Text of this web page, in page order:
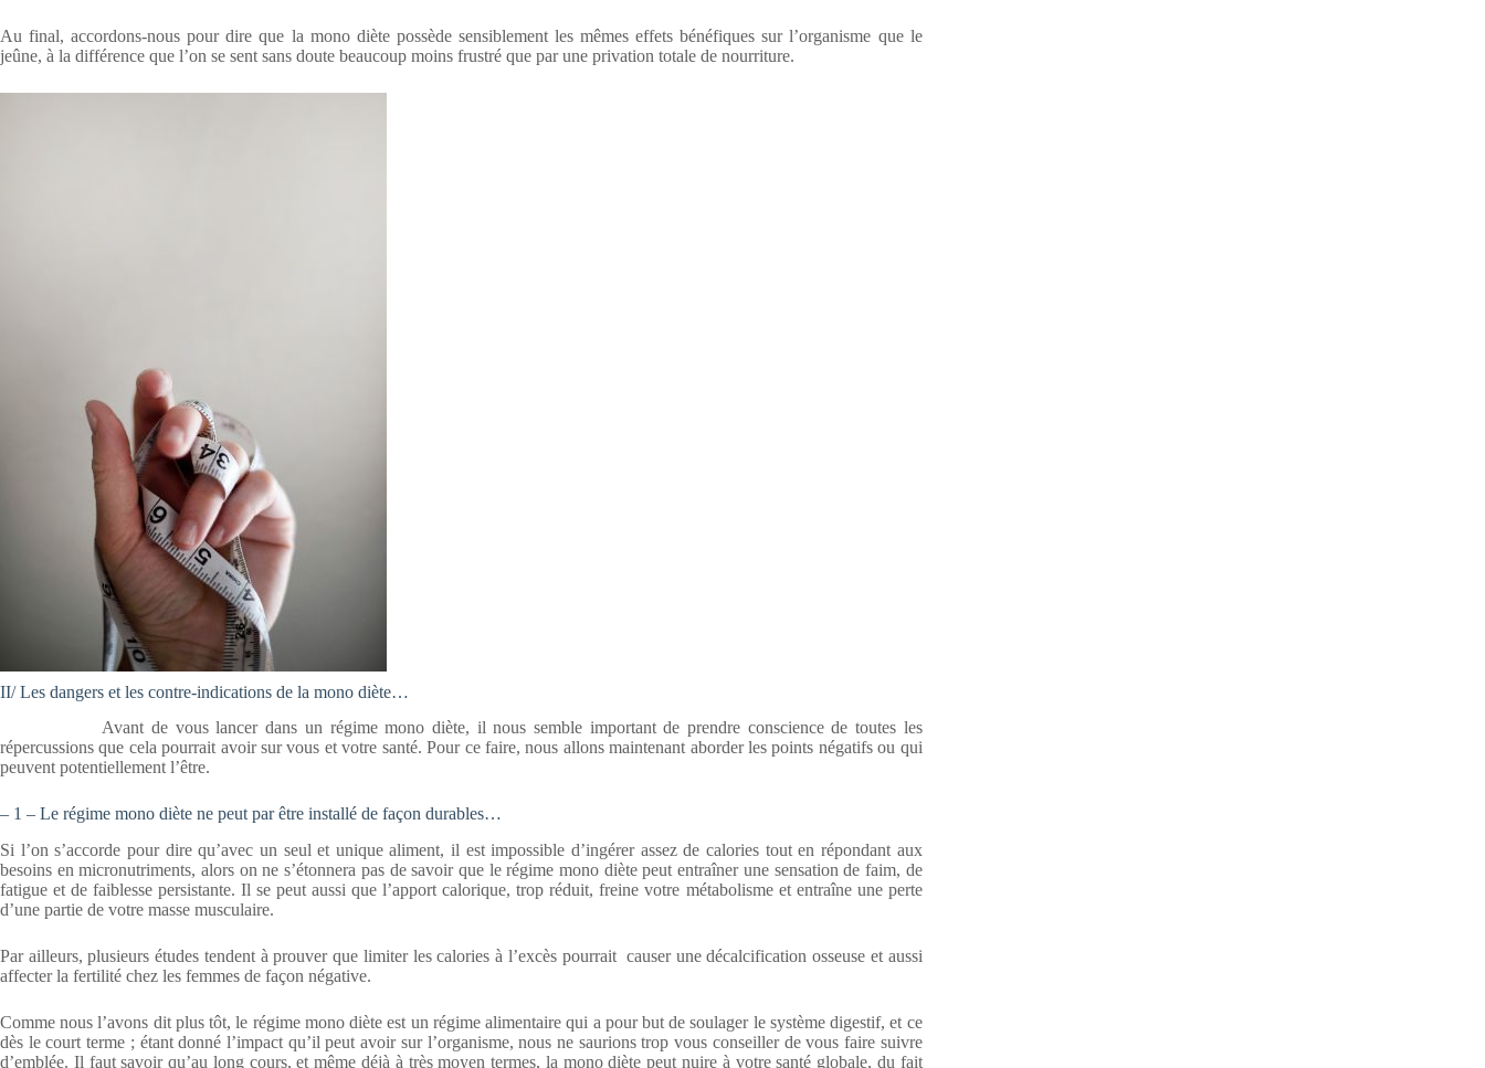
Au final, accordons-nous pour dire que la mono diète possède sensiblement les mêmes effets bénéfiques sur l’organisme que le
jeûne, à la différence que l’on se sent sans doute beaucoup moins frustré que par une privation totale de nourriture.
II/ Les dangers et les contre-indications de la mono diète…
Avant de vous lancer dans un régime mono diète, il nous semble important de prendre conscience de toutes les
répercussions que cela pourrait avoir sur vous et votre santé. Pour ce faire, nous allons maintenant aborder les points négatifs ou qui
peuvent potentiellement l’être.
– 1 – Le régime mono diète ne peut par être installé de façon durables…
Si l’on s’accorde pour dire qu’avec un seul et unique aliment, il est impossible d’ingérer assez de calories tout en répondant aux
besoins en micronutriments, alors on ne s’étonnera pas de savoir que le régime mono diète peut entraîner une sensation de faim, de
fatigue et de faiblesse persistante. Il se peut aussi que l’apport calorique, trop réduit, freine votre métabolisme et entraîne une perte
d’une partie de votre masse musculaire.
Par ailleurs, plusieurs études tendent à prouver que limiter les calories à l’excès pourrait causer une décalcification osseuse et aussi
affecter la fertilité chez les femmes de façon négative.
Comme nous l’avons dit plus tôt, le régime mono diète est un régime alimentaire qui a pour but de soulager le système digestif, et ce
dès le court terme ; étant donné l’impact qu’il peut avoir sur l’organisme, nous ne saurions trop vous conseiller de vous faire suivre
d’emblée. Il faut savoir qu’au long cours, et même déjà à très moyen termes, la mono diète peut nuire à votre santé globale, du fait